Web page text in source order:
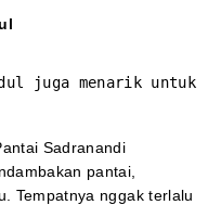
juga menarik untuk
Sadranandi
pantai,
Tempatnya nggak terlalu